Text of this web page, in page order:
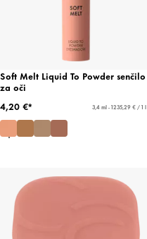
Soft Melt Liquid To Powder senčilo
za oči
4,20 €*
3,4 ml - 1235,29 € / 1 l